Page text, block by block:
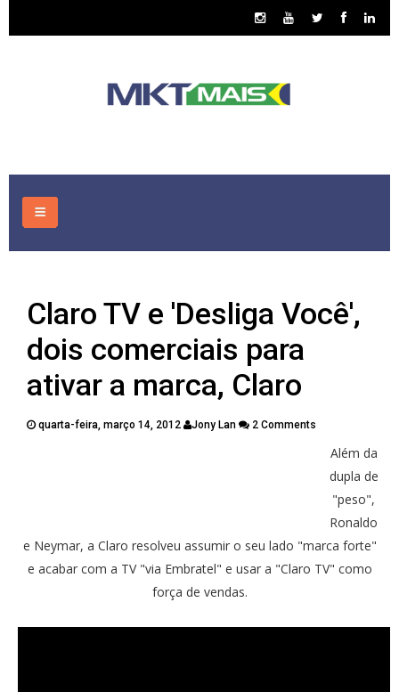
CONSULTORIA
ASSUNTOS
PUBLICAÇÕES
Claro TV e 'Desliga Você',
dois comerciais para
ativar a marca, Claro
quarta-feira, março 14, 2012 Jony Lan 2 Comments
Além da
dupla de
"peso",
Ronaldo
e Neymar, a Claro resolveu assumir o seu lado "marca forte"
e acabar com a TV "via Embratel" e usar a "Claro TV" como
força de vendas.